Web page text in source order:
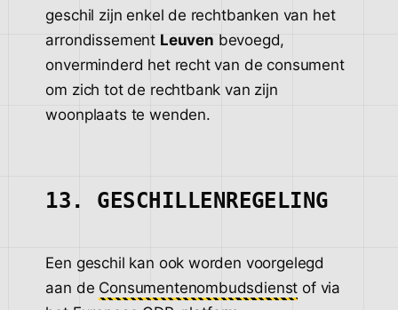
geschil zijn enkel de rechtbanken van het
arrondissement Leuven bevoegd,
onverminderd het recht van de consument
om zich tot de rechtbank van zijn
woonplaats te wenden.
13. GESCHILLENREGELING
Een geschil kan ook worden voorgelegd
aan de Consumentenombudsdienst of via